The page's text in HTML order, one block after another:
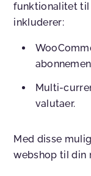
funktionalitet til
inkluderer:
Multi-
valutaer.
Med disse
webshop til din